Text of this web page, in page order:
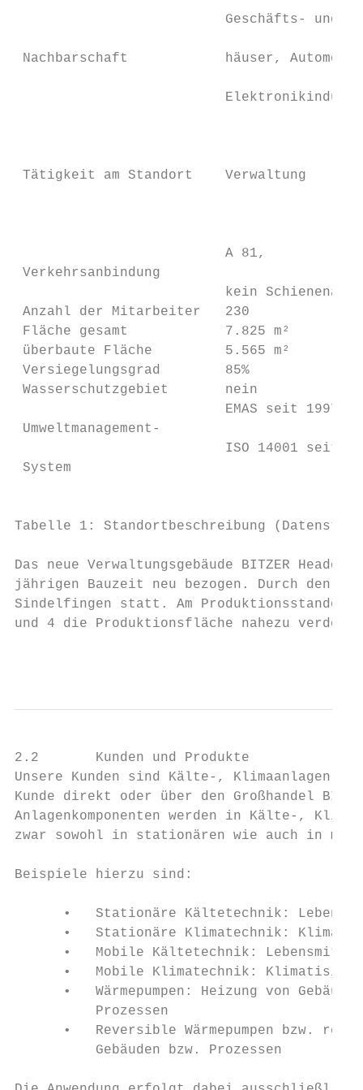
Geschäfts- und
Nachbarschaft            häuser,
Tätigkeit am Standort
A 81,
Verkehrsanbindung
kein
Anzahl der Mitarbeiter   230
Fläche gesamt            7.825 m²
überbaute Fläche         5.565 m²
Versiegelungsgrad        85%
Wasserschutzgebiet       nein
EMAS seit 1997
Umweltmanagement-
ISO 14001 seit
System
Tabelle 1: Standortbeschreibung
Das neue Verwaltungsgebäude BITZER
jährigen Bauzeit neu bezogen. Durch den
Sindelfingen statt. Am
und 4 die Produktionsfläche nahezu
2.2       Kunden und Produkte
Unsere Kunden sind Kälte-, Klimaanlagen
Kunde direkt oder über den Großhandel
Anlagenkomponenten werden in Kälte-, Klima
zwar sowohl in stationären wie auch in
Beispiele hierzu sind:
•   Stationäre Kältetechnik:
•   Stationäre Klimatechnik:
•   Mobile Kältetechnik:
•   Mobile Klimatechnik:
•   Wärmepumpen: Heizung von
          Prozessen
•   Reversible Wärmepumpen bzw.
          Gebäuden bzw. Prozessen